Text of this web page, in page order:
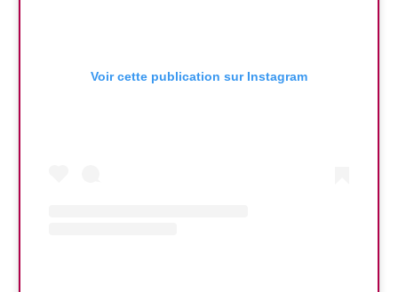
Voir cette publication sur Instagram